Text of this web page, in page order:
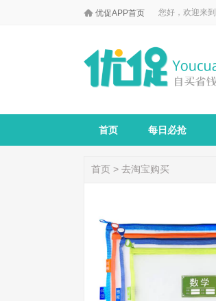
 优促APP首页 您好，欢迎来
首页 每日必抢
首页 > 去淘宝购买